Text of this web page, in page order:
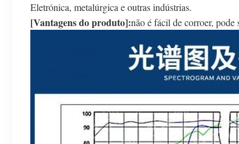
Eletrónica, metalúrgica e outras indústrias.
[Vantagens do produto]:não é fácil de corroer, pode